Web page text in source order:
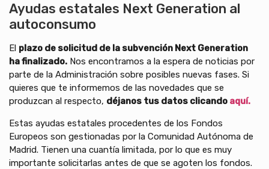
Ayudas estatales Next Generation al
autoconsumo
El plazo de solicitud de la subvención Next Generation
ha finalizado. Nos encontramos a la espera de noticias por
parte de la Administración sobre posibles nuevas fases. Si
quieres que te informemos de las novedades que se
produzcan al respecto, déjanos tus datos clicando aquí.
Estas ayudas estatales procedentes de los Fondos
Europeos son gestionadas por la Comunidad Autónoma de
Madrid. Tienen una cuantía limitada, por lo que es muy
importante solicitarlas antes de que se agoten los fondos.